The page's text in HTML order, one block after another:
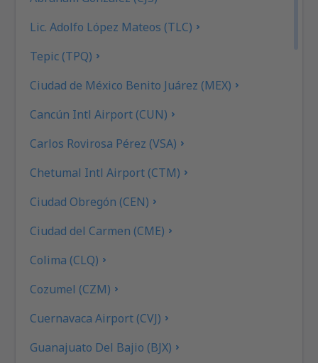
Lic. Adolfo López Mateos (TLC)
Tepic (TPQ)
Ciudad de México Benito Juárez (MEX)
Cancún Intl Airport (CUN)
Carlos Rovirosa Pérez (VSA)
Chetumal Intl Airport (CTM)
Ciudad Obregón (CEN)
Ciudad del Carmen (CME)
Colima (CLQ)
Cozumel (CZM)
Cuernavaca Airport (CVJ)
Guanajuato Del Bajio (BJX)